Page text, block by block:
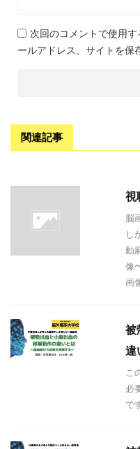
次回のコメントで使用
ールアドレス、サイトを保
関連記事
視
脳
し
動
像
画
被
違
こ
必
で